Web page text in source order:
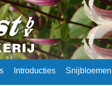
Introducties Snijbloemen